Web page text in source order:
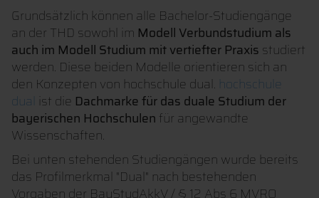
Grundsätzlich können alle Bachelor-Studiengänge
an der THD sowohl im Modell Verbundstudium als
auch im Modell Studium mit vertiefter Praxis studiert
werden. Diese beiden Modelle orientieren sich an
den Konzepten von hochschule dual. hochschule
dual ist die Dachmarke für das duale Studium der
bayerischen Hochschulen für angewandte
Wissenschaften.
Bei unten stehenden Studiengängen wurde bereits
das Profilmerkmal "Dual" nach bestehenden
Vorgaben der BayStudAkkV / § 12 Abs 6 MVRO